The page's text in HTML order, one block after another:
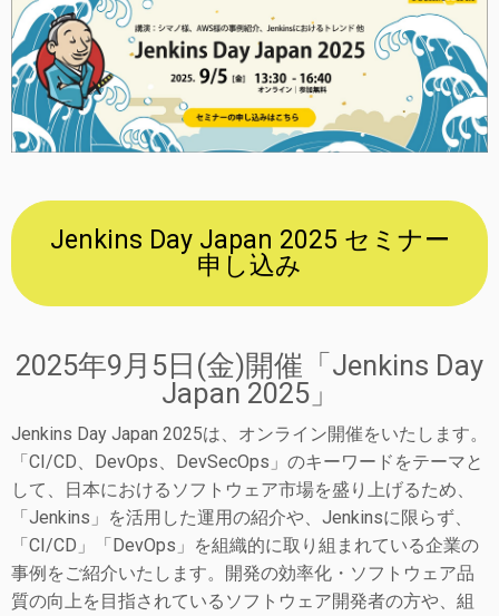
Jenkins Day Japan 2025 セミナー
申し込み
2025年9月5日(金)開催「Jenkins Day
Japan 2025」
Jenkins Day Japan 2025は、オンライン開催をいたします。
「CI/CD、DevOps、DevSecOps」のキーワードをテーマと
して、日本におけるソフトウェア市場を盛り上げるため、
「Jenkins」を活用した運用の紹介や、Jenkinsに限らず、
「CI/CD」「DevOps」を組織的に取り組まれている企業の
事例をご紹介いたします。開発の効率化・ソフトウェア品
質の向上を目指されているソフトウェア開発者の方や、組